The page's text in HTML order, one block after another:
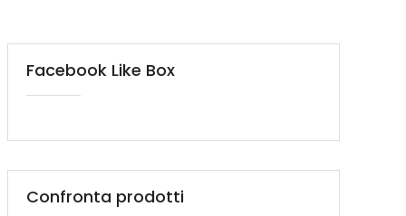
Facebook Like Box
Confronta prodotti